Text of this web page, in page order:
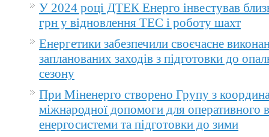
У 2024 році ДТЕК Енерго інвестував
грн у відновлення ТЕС і роботу шахт
Енергетики забезпечили своєчасне
запланованих заходів з підготовки до
сезону
При Міненерго створено Групу з
міжнародної допомоги для оперативного
енергосистеми та підготовки до зими